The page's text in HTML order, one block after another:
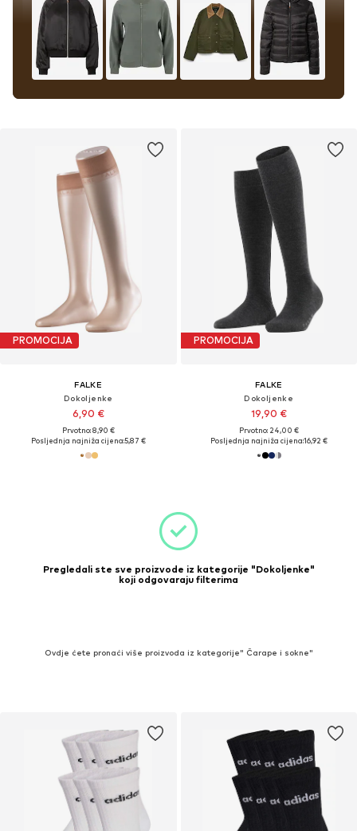
PROMOCIJA
FALKE
Dokoljenke
6,90 €
Prvotno: 8,90 €
Posljednja najniža cijena:5,87 €
PROMOCIJA
FALKE
Dokoljenke
19,90 €
Prvotno: 24,00 €
Posljednja najniža cijena:16,92 €
Pregledali ste sve proizvode iz kategorije "Dokoljenke"
koji odgovaraju filterima
Ovdje ćete pronaći više proizvoda iz kategorije" Čarape i sokne"